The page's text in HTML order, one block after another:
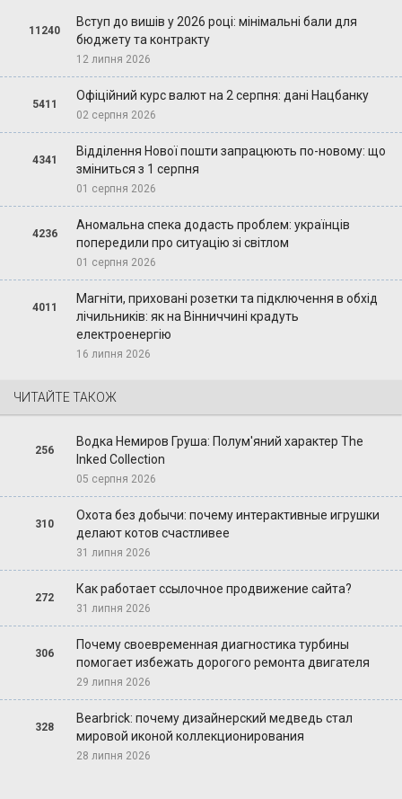
11240
Вступ до вишів у 2026 році: мінімальні бали для
бюджету та контракту
12 липня 2026
5411
Офіційний курс валют на 2 серпня: дані Нацбанку
02 серпня 2026
4341
Відділення Нової пошти запрацюють по-новому: що
зміниться з 1 серпня
01 серпня 2026
4236
Аномальна спека додасть проблем: українців
попередили про ситуацію зі світлом
01 серпня 2026
4011
Магніти, приховані розетки та підключення в обхід
лічильників: як на Вінниччині крадуть
електроенергію
16 липня 2026
ЧИТАЙТЕ ТАКОЖ
256
Водка Немиров Груша: Полум'яний характер The
Inked Collection
05 серпня 2026
310
Охота без добычи: почему интерактивные игрушки
делают котов счастливее
31 липня 2026
272
Как работает ссылочное продвижение сайта?
31 липня 2026
306
Почему своевременная диагностика турбины
помогает избежать дорогого ремонта двигателя
29 липня 2026
328
Bearbrick: почему дизайнерский медведь стал
мировой иконой коллекционирования
28 липня 2026